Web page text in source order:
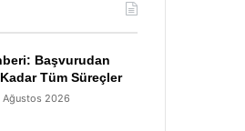
Başvurudan
Tüm Süreçler
Ağustos 2026